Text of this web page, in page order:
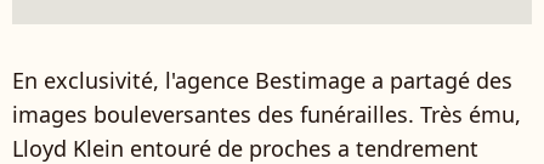
En exclusivité, l'agence Bestimage a partagé des
images bouleversantes des funérailles. Très ému,
Lloyd Klein entouré de proches a tendrement